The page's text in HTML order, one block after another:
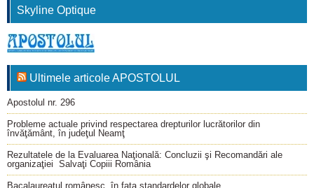
Skyline Optique
Ultimele articole APOSTOLUL
Apostolul nr. 296
Probleme actuale privind respectarea drepturilor lucrătorilor din
învăţământ, în judeţul Neamţ
Rezultatele de la Evaluarea Naţională: Concluzii şi Recomandări ale
organizaţiei Salvaţi Copiii România
Bacalaureatul românesc, în faţa standardelor globale